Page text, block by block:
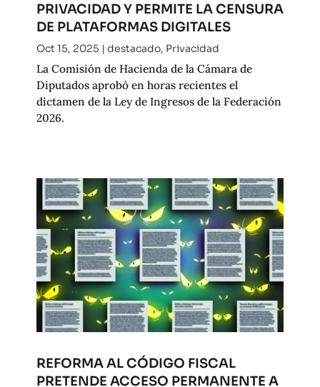
PRIVACIDAD Y PERMITE LA CENSURA
DE PLATAFORMAS DIGITALES
Oct 15, 2025 | destacado, Privacidad
La Comisión de Hacienda de la Cámara de
Diputados aprobó en horas recientes el
dictamen de la Ley de Ingresos de la Federación
2026.
REFORMA AL CÓDIGO FISCAL
PRETENDE ACCESO PERMANENTE A